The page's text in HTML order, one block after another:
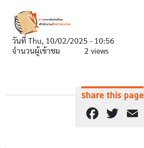
วันที่ Thu, 10/02/2025 - 10:56
จำนวนผู้เข้าชม
2 views
Share this page
Facebook
Twitter